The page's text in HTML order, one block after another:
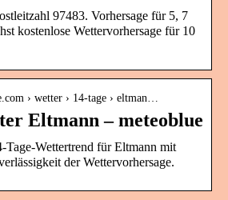
97483. Vorhersage für 5, 7
kostenlose Wettervorhersage für 10
› wetter › 14-tage › eltman…
Eltmann – meteoblue
Tage-Wettertrend für Eltmann mit
der Wettervorhersage.